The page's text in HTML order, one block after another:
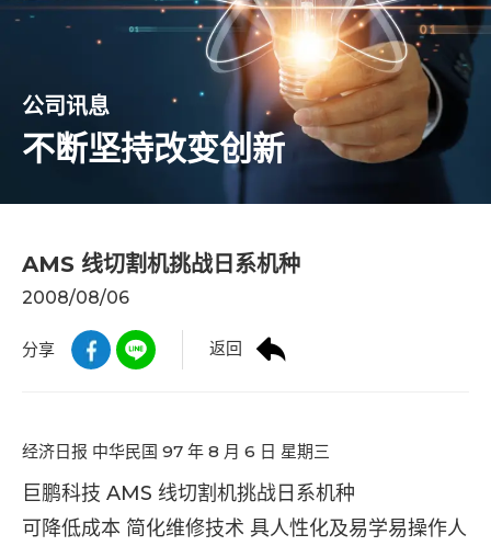
公司讯息
不断坚持改变创新
AMS 线切割机挑战日系机种
2008/08/06
分享 返回
经济日报 中华民国 97 年 8 月 6 日 星期三
巨鹏科技 AMS 线切割机挑战日系机种
可降低成本 简化维修技术 具人性化及易学易操作人